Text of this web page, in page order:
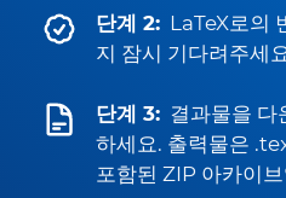
단계 2: LaTeX로의
지 잠시 기다려주세
단계 3: 결과물을 다
하세요. 출력물은
포함된 ZIP 아카이